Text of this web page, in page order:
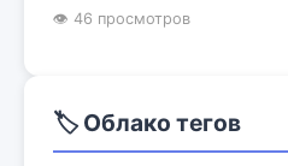
👁 46 просмотров
🏷️ Облако тегов